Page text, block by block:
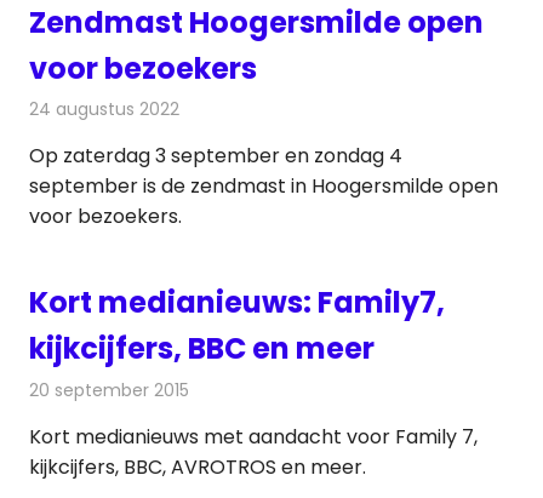
Zendmast Hoogersmilde open
voor bezoekers
24 augustus 2022
Op zaterdag 3 september en zondag 4
september is de zendmast in Hoogersmilde open
voor bezoekers.
Kort medianieuws: Family7,
kijkcijfers, BBC en meer
20 september 2015
Kort medianieuws met aandacht voor Family 7,
kijkcijfers, BBC, AVROTROS en meer.